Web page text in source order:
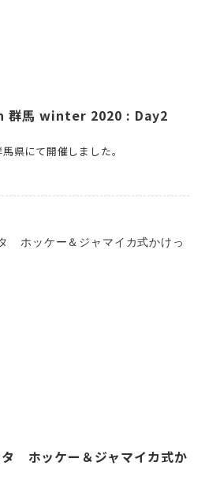
群馬 winter 2020 : Day2
県にて開催しました。
ホッケー＆ジャマイカ式か